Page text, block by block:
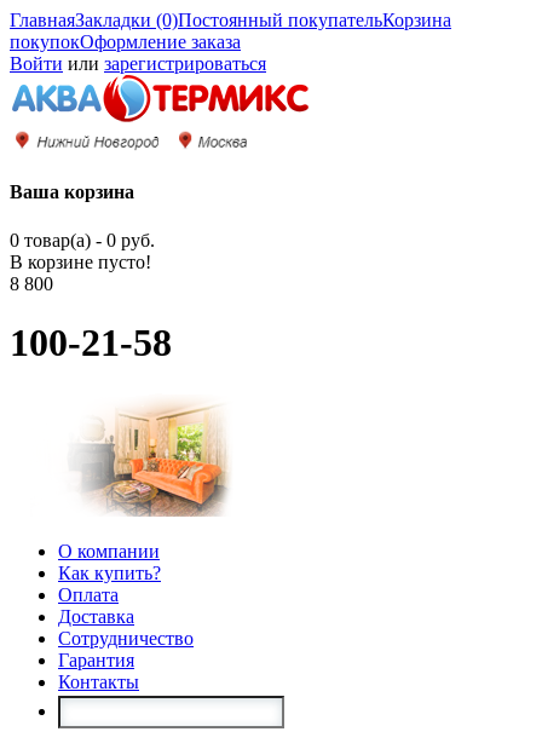
ГлавнаяЗакладки (0)Постоянный покупательКорзина
покупокОформление заказа
Войти или зарегистрироваться
Ваша корзина
0 товар(а) - 0 руб.
В корзине пусто!
8 800
100-21-58
О компании
Как купить?
Оплата
Доставка
Сотрудничество
Гарантия
Контакты